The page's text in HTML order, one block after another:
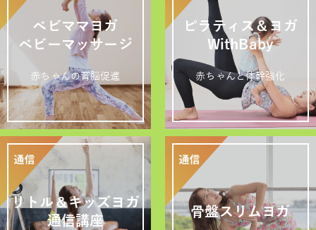
ベビママヨガ
ベビーマッサージ
赤ちゃんの育脳促進
ピラティス＆ヨガ
WithBaby
赤ちゃんと体幹強化
リトル＆キッズヨガ
通信講座
骨盤スリムヨガ